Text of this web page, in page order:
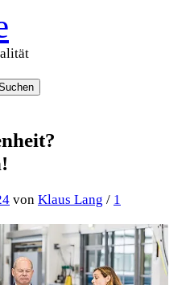
von Klaus Lang / 1